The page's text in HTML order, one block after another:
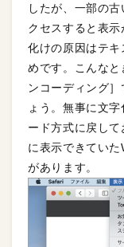
したが、一部の
クセスすると表
化けの原因はテ
めです。こんな
ンコーディング
ょう。無事に文
ード方式に戻し
に表示できてい
があります。